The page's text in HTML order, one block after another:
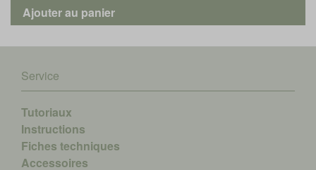
Service
Tutoriaux
Instructions
Fiches techniques
Accessoires